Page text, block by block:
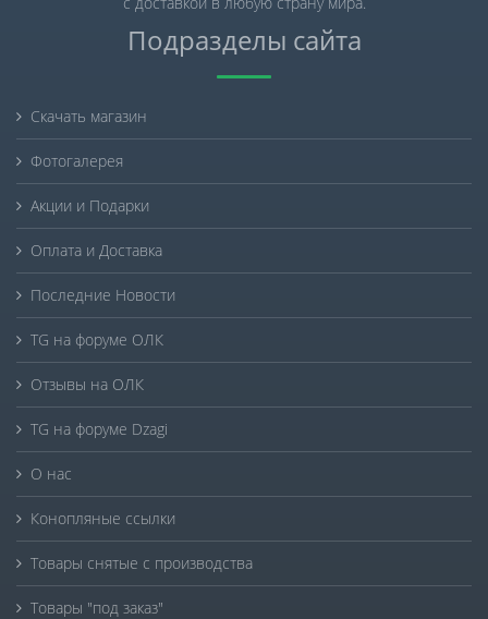
Подразделы сайта
Скачать магазин
Фотогалерея
Акции и Подарки
Оплата и Доставка
Последние Новости
TG на форуме ОЛК
Отзывы на ОЛК
TG на форуме Dzagi
О нас
Конопляные ссылки
Товары снятые с производства
Товары "под заказ"